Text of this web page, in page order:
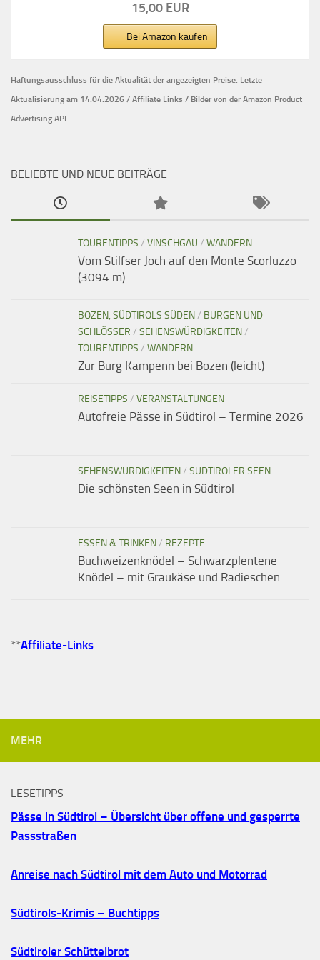
15,00 EUR
Bei Amazon kaufen
Haftungsausschluss für die Aktualität der angezeigten Preise. Letzte
Aktualisierung am 14.04.2026 / Affiliate Links / Bilder von der Amazon Product
Advertising API
BELIEBTE UND NEUE BEITRÄGE
TOURENTIPPS / VINSCHGAU / WANDERN
Vom Stilfser Joch auf den Monte Scorluzzo
(3094 m)
BOZEN, SÜDTIROLS SÜDEN/ BURGEN UND
SCHLÖSSER / SEHENSWÜRDIGKEITEN/
TOURENTIPPS / WANDERN
Zur Burg Kampenn bei Bozen (leicht)
REISETIPPS / VERANSTALTUNGEN
Autofreie Pässe in Südtirol – Termine 2026
SEHENSWÜRDIGKEITEN/ SÜDTIROLER SEEN
Die schönsten Seen in Südtirol
ESSEN & TRINKEN/ REZEPTE
Buchweizenknödel – Schwarzplentene
Knödel – mit Graukäse und Radieschen
**Affiliate-Links
MEHR
LESETIPPS
Pässe in Südtirol – Übersicht über offene und gesperrte
Passstraßen
Anreise nach Südtirol mit dem Auto und Motorrad
Südtirols-Krimis – Buchtipps
Südtiroler Schüttelbrot